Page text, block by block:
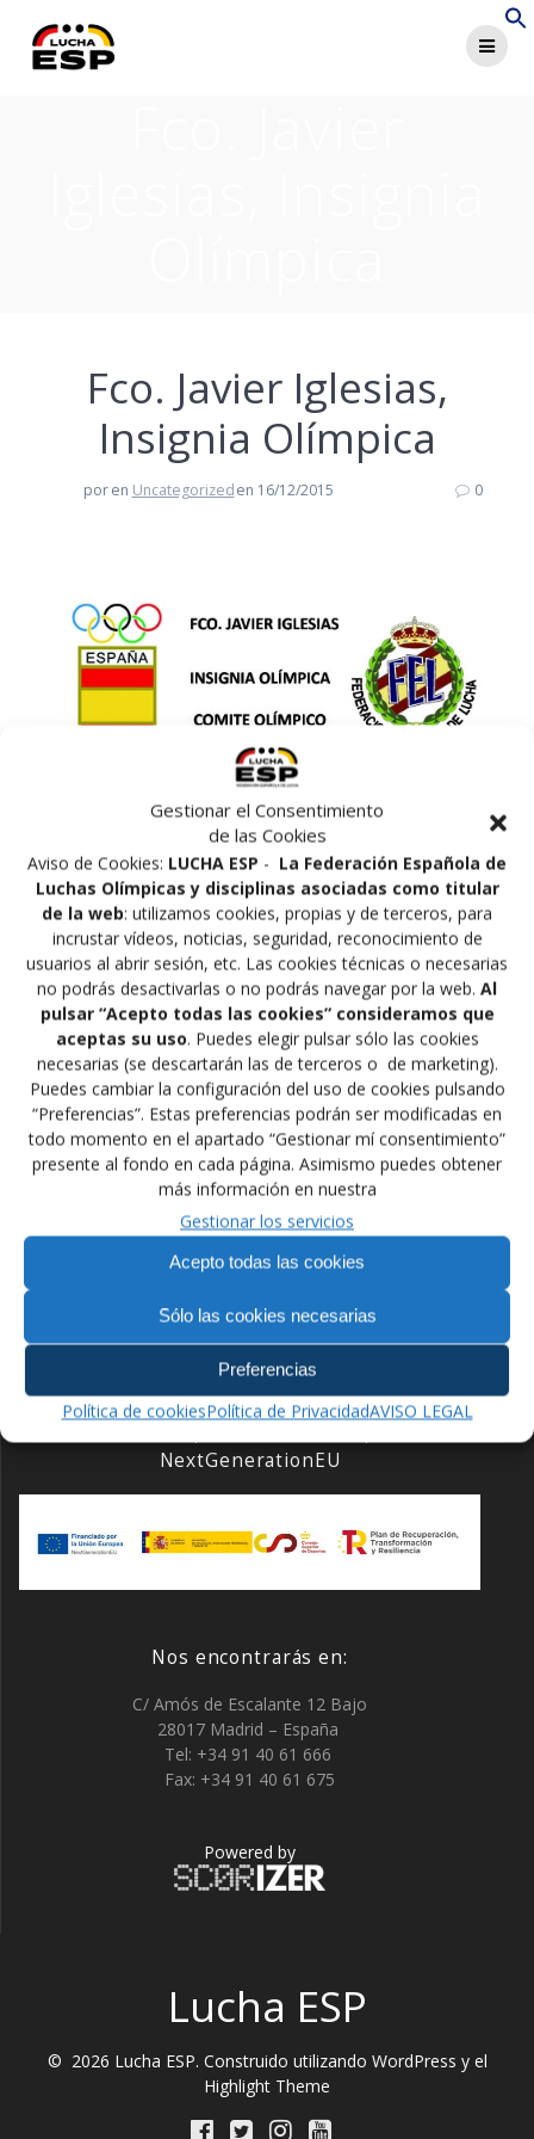
Gestionar el Consentimiento
de las Cookies
Aviso de Cookies: LUCHA ESP - La Federación Española de
Luchas Olímpicas y disciplinas asociadas como titular
de la web: utilizamos cookies, propias y de terceros, para
incrustar vídeos, noticias, seguridad, reconocimiento de
usuarios al abrir sesión, etc. Las cookies técnicas o necesarias
no podrás desactivarlas o no podrás navegar por la web. Al
pulsar “Acepto todas las cookies” consideramos que
aceptas su uso. Puedes elegir pulsar sólo las cookies
necesarias (se descartarán las de terceros o de marketing).
Puedes cambiar la configuración del uso de cookies pulsando
“Preferencias”. Estas preferencias podrán ser modificadas en
todo momento en el apartado “Gestionar mí consentimiento”
presente al fondo en cada página. Asimismo puedes obtener
más información en nuestra
Gestionar los servicios
Acepto todas las cookies
Sólo las cookies necesarias
Preferencias
Política de cookiesPolítica de PrivacidadAVISO LEGAL
Fco. Javier Iglesias,
Insignia Olímpica
poren Uncategorizeden 16/12/2015 0
El Comité Ejecutivo del Comité Olímpico Español en su
reunión IX-15, acordó por unanimidad conceder la
insignia Olímpica al Director Técnico de la Federación
Española de Lucha, Francisco Javier Iglesias Serna.
Desde aquí queremos dar nuestra más sincera
felicitación por tan merecido reconocimiento.
Navegación
de
entradas
Anterior:
Entrada
Placa al Merito Deportivo
Siguiente
entrada:
Concentración Navideña
Jóvenes Talentos
NextGenerationEU
Nos encontrarás en:
C/ Amós de Escalante 12 Bajo
28017 Madrid – España
Tel: +34 91 40 61 666
Fax: +34 91 40 61 675
Powered by
Lucha ESP
© 2026 Lucha ESP. Construido utilizando WordPress y el
Highlight Theme